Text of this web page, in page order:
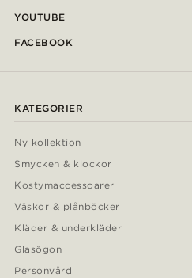
YOUTUBE
FACEBOOK
KATEGORIER
Ny kollektion
Smycken & klockor
Kostymaccessoarer
Väskor & plånböcker
Kläder & underkläder
Glasögon
Personvård